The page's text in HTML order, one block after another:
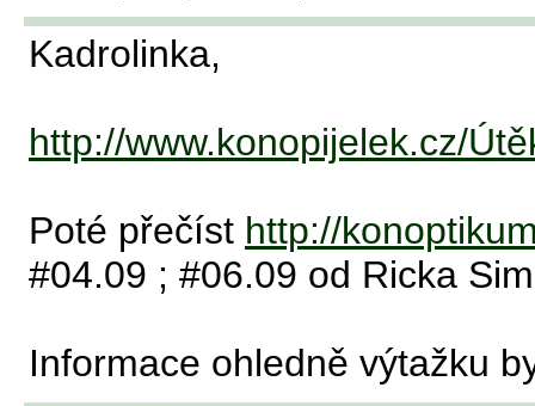
Kadrolinka,
http://www.konopijelek.cz/
Poté přečíst http://
#04.09 ; #06.09 od Ricka
Informace ohledně výtažku